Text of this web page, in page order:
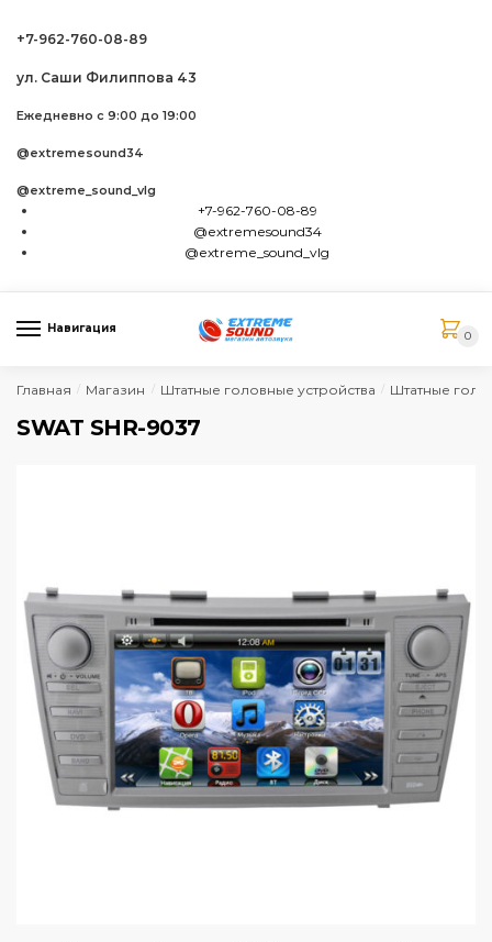
+7-962-760-08-89
ул. Саши Филиппова 43
Ежедневно с 9:00 до 19:00
@extremesound34
@extreme_sound_vlg
+7-962-760-08-89
@extremesound34
@extreme_sound_vlg
Навигация
0
Главная Магазин / Штатные головные устройства Штатные
SWAT SHR-9037